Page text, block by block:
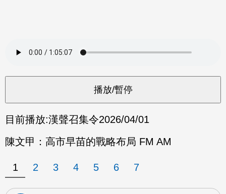
目前播放:漢聲召集令2026/04/01
陳文甲：高市早苗的戰略布局 FM AM
1 2 3 4 5 6 7